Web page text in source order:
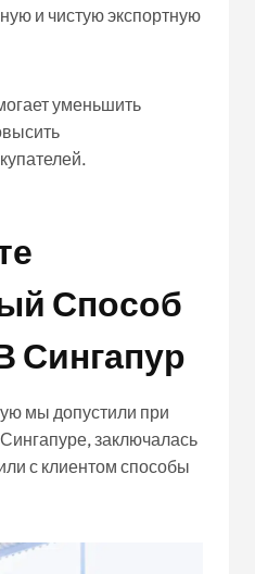
и чистую экспортную
уменьшить
Способ
Сингапур
мы допустили при
заключалась
с клиентом способы